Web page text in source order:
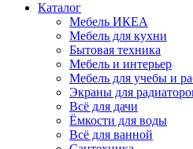
Каталог
Мебель ИКЕА
Мебель для кухни
Бытовая техника
Мебель и интерьер
Мебель для учебы и
Экраны для
Всё для дачи
Ёмкости для воды
Всё для ванной